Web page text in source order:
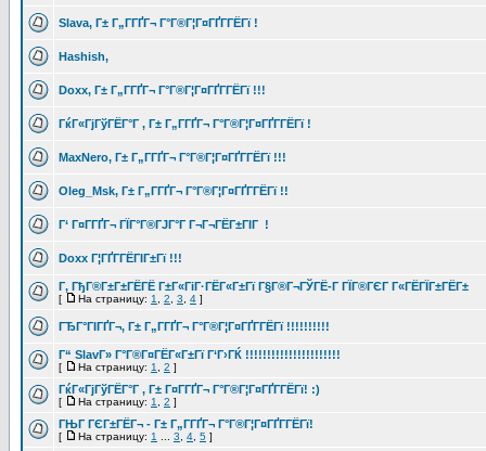
Slava, Г± Г„Г­ГҐГ¬ Г°Г®Г¦Г¤ГҐГ­ГЁГї !
Hashish,
Doxx, Г± Г„Г­ГҐГ¬ Г°Г®Г¦Г¤ГҐГ­ГЁГї !!!
ГќГ«ГјГўГЁГ°Г , Г± Г„Г­ГҐГ¬ Г°Г®Г¦Г¤ГҐГ­ГЁГї !
MaxNero, Г± Г„Г­ГҐГ¬ Г°Г®Г¦Г¤ГҐГ­ГЁГї !!!
Oleg_Msk, Г± Г„Г­ГҐГ¬ Г°Г®Г¦Г¤ГҐГ­ГЁГї !!
Г‘ Г¤Г­ГҐГ¬ ГЇГ°Г®ГЈГ°Г Г¬Г¬ГЁГ±ГІГ !
Doxx Г¦ГҐГ­ГЁГІГ±Гї !!!
Г‚ ГђГ®Г±Г±ГЁГЁ Г±Г«ГіГ·ГЁГ«Г±Гї Г§Г®Г¬ГЎГЁ-Г ГЇГ®ГЄГ Г«ГЁГЇГ±ГЁГ±
[ На страницу: 1 2 3 4 ]
ГЂГ°ГІГҐГ¬, Г± Г„Г­ГҐГ¬ Г°Г®Г¦Г¤ГҐГ­ГЁГї !!!!!!!!!!
Г“ SlavГ» Г°Г®Г¤ГЁГ«Г±Гї Г‘Г›ГЌ !!!!!!!!!!!!!!!!!!!!!!
[ На страницу: 1 2 ]
ГќГ«ГјГўГЁГ°Г , Г± Г¤Г­ГҐГ¬ Г°Г®Г¦Г¤ГҐГ­ГЁГї! :)
[ На страницу: 1 2 ]
ГЊГ ГЄГ±ГЁГ¬ - Г± Г„Г­ГҐГ¬ Г°Г®Г¦Г¤ГҐГ­ГЁГї!
[ На страницу: 1 3 4 5 ]